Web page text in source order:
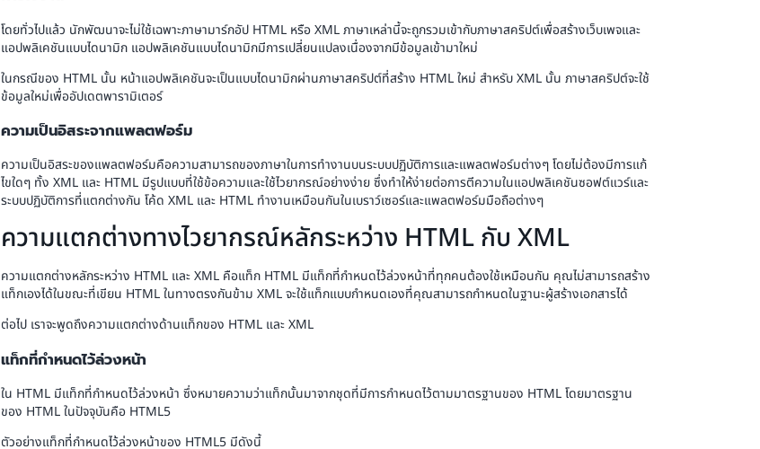
โดยทั่วไปแล้ว นักพัฒนาจะไม่ใช้เฉพาะภาษามาร์กอัป HTML หรือ XML ภาษาเหล่านี้จะถูกรวมเข้ากับภาษาสคริปต์เพื่อสร้างเว็บเพจและ
แอปพลิเคชันแบบไดนามิก แอปพลิเคชันแบบไดนามิกมีการเปลี่ยนแปลงเนื่องจากมีข้อมูลเข้ามาใหม่
ในกรณีของ HTML นั้น หน้าแอปพลิเคชันจะเป็นแบบไดนามิกผ่านภาษาสคริปต์ที่สร้าง HTML ใหม่ สำหรับ XML นั้น ภาษาสคริปต์จะใช้
ข้อมูลใหม่เพื่ออัปเดตพารามิเตอร์
ความเป็นอิสระจากแพลตฟอร์ม
ความเป็นอิสระของแพลตฟอร์มคือความสามารถของภาษาในการทำงานบนระบบปฏิบัติการและแพลตฟอร์มต่างๆ โดยไม่ต้องมีการแก้
ไขใดๆ ทั้ง XML และ HTML มีรูปแบบที่ใช้ข้อความและใช้ไวยากรณ์อย่างง่าย ซึ่งทำให้ง่ายต่อการตีความในแอปพลิเคชันซอฟต์แวร์และ
ระบบปฏิบัติการที่แตกต่างกัน โค้ด XML และ HTML ทำงานเหมือนกันในเบราว์เซอร์และแพลตฟอร์มมือถือต่างๆ
ความแตกต่างทางไวยากรณ์หลักระหว่าง HTML กับ XML
ความแตกต่างหลักระหว่าง HTML และ XML คือแท็ก HTML มีแท็กที่กำหนดไว้ล่วงหน้าที่ทุกคนต้องใช้เหมือนกัน คุณไม่สามารถสร้าง
แท็กเองได้ในขณะที่เขียน HTML ในทางตรงกันข้าม XML จะใช้แท็กแบบกำหนดเองที่คุณสามารถกำหนดในฐานะผู้สร้างเอกสารได้
ต่อไป เราจะพูดถึงความแตกต่างด้านแท็กของ HTML และ XML
แท็กที่กำหนดไว้ล่วงหน้า
ใน HTML มีแท็กที่กำหนดไว้ล่วงหน้า ซึ่งหมายความว่าแท็กนั้นมาจากชุดที่มีการกำหนดไว้ตามมาตรฐานของ HTML โดยมาตรฐาน
ของ HTML ในปัจจุบันคือ HTML5
ตัวอย่างแท็กที่กำหนดไว้ล่วงหน้าของ HTML5 มีดังนี้